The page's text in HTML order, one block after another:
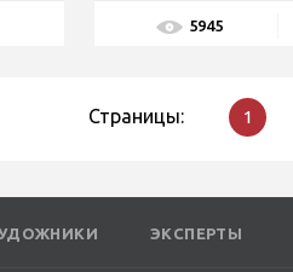
5945
Страницы: 1
ЭКСПЕРТЫ